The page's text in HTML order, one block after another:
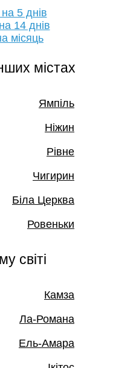
5 днів
14 днів
місяць
містах
Ямпіль
Ніжин
Рівне
Чигирин
Біла Церква
Ровеньки
світі
Камза
Ла-Романа
Ель-Амара